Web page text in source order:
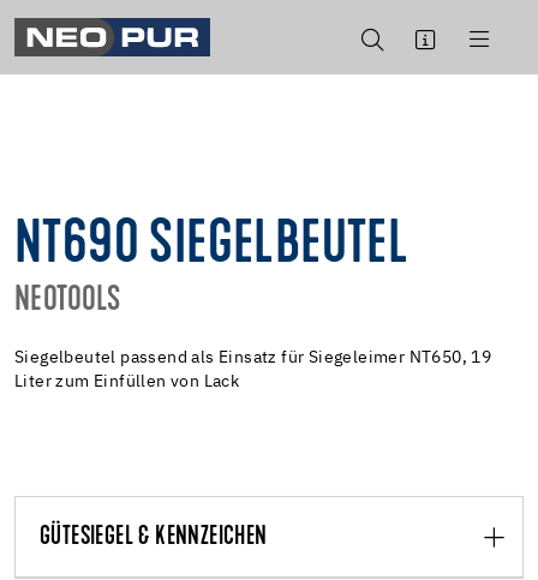
NT690 SIEGELBEUTEL
NEOTOOLS
Siegelbeutel passend als Einsatz für Siegeleimer NT650, 19
Liter zum Einfüllen von Lack
GÜTESIEGEL & KENNZEICHEN